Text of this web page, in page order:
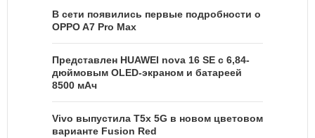
В сети появились первые подробности о
OPPO A7 Pro Max
Представлен HUAWEI nova 16 SE с 6,84-
дюймовым OLED-экраном и батареей
8500 мАч
Vivo выпустила T5x 5G в новом цветовом
варианте Fusion Red